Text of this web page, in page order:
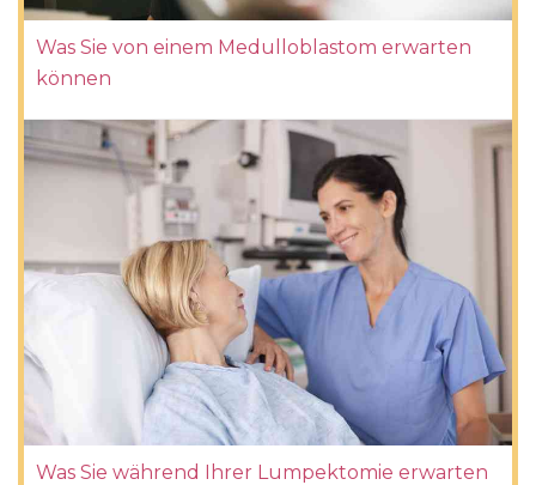
Was Sie von einem Medulloblastom erwarten
können
Was Sie während Ihrer Lumpektomie erwarten